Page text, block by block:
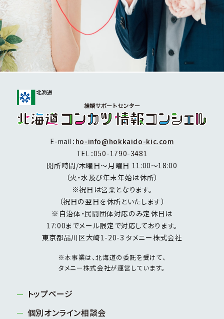
E-mail： ho-info@hokkaido-kic.com
TEL：050-1790-3481
開所時間/木曜日～月曜日 11:00～18:00
（火・水及び年末年始は休所）
※祝日は営業となります。
（祝日の翌日を休所といたします）
※自治体・民間団体対応のみ定休日は
17:00までメール限定で対応しております。
東京都品川区大崎1-20-3 タメニー株式会社
※本事業は、北海道の委託を受けて、
タメニー株式会社が運営しています。
トップページ
個別オンライン相談会